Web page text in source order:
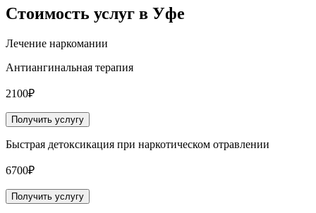
Стоимость услуг в Уфе
Лечение наркомании
Антиангинальная терапия
2100₽
Получить услугу
Быстрая детоксикация при наркотическом отравлении
6700₽
Получить услугу